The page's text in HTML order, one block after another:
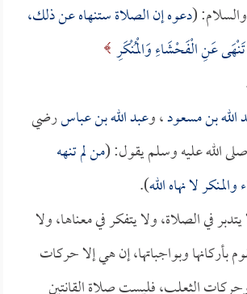
(دعوه إن الصلاة ستنهاه عن ذلك،
عَنِ الْفَحْشَاءِ وَالْمُنْكَرِ
الله بن مسعود، وعبد الله بن عباسرضي
صلى الله عليه وسلم يقول: (من لم تنهه
لا نهاه الله).
في الصلاة، ولا يتفكر في معناها، ولا
بأركانها وبواجباتها، إن هي إلا حركات